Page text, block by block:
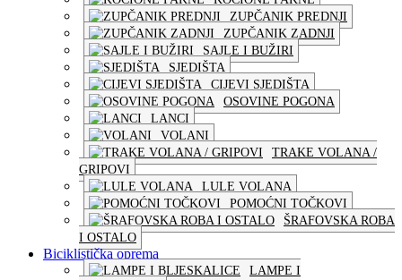
ZUPČANIK PREDNJI
ZUPČANIK ZADNJI
SAJLE I BUŽIRI
SJEDIŠTA
CIJEVI SJEDIŠTA
OSOVINE POGONA
LANCI
VOLANI
TRAKE VOLANA /
GRIPOVI
LULE VOLANA
POMOĆNI TOČKOVI
ŠRAFOVSKA ROBA
I OSTALO
Biciklistička oprema
LAMPE I